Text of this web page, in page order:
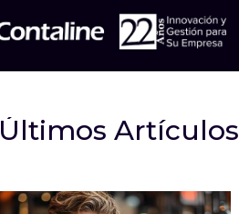
Últimos Artículos